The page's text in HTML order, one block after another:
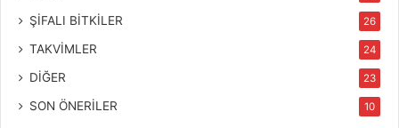
ŞİFALI BİTKİLER 26
TAKVİMLER 24
DİĞER 23
SON ÖNERİLER 10